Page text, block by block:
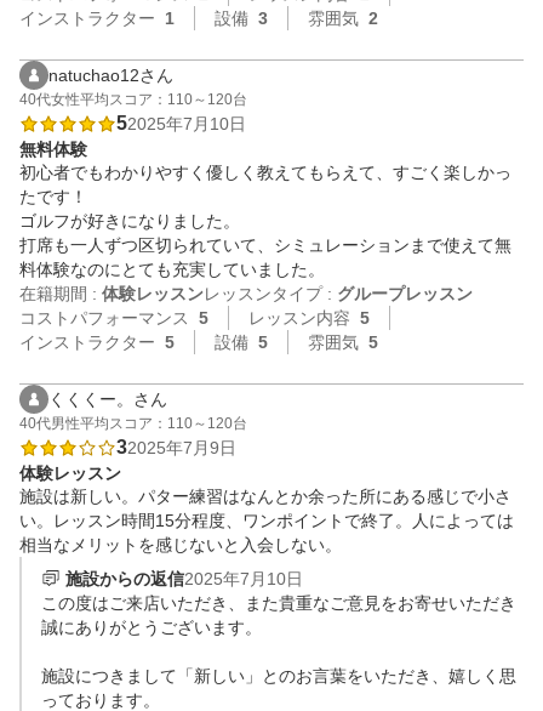
インストラクター
1 設備 3 雰囲気 2
natuchao12さん
40代女性平均スコア：110～120台
52025年7月10日
無料体験
初心者でもわかりやすく優しく教えてもらえて、すごく楽しかっ
たです！
ゴルフが好きになりました。
打席も一人ずつ区切られていて、シミュレーションまで使えて無
料体験なのにとても充実していました。
在籍期間 : 体験レッスンレッスンタイプ : グループレッスン
コストパフォーマンス
5 レッスン内容 5
インストラクター 5 設備 5 雰囲気 5
くくくー。さん
40代男性平均スコア：110～120台
32025年7月9日
体験レッスン
施設は新しい。パター練習はなんとか余った所にある感じで小さ
い。レッスン時間15分程度、ワンポイントで終了。人によっては
相当なメリットを感じないと入会しない。
施設からの返信2025年7月10日
この度はご来店いただき、また貴重なご意見をお寄せいただき
誠にありがとうございます。
施設につきまして「新しい」とのお言葉をいただき、嬉しく思
っております。